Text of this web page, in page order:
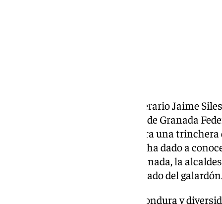
El poeta valenciano y crítico literario Jaime
Internacional de Poesía Ciudad de Granada
apuesta por hacer de la literatura una trinchera
también de amor al arte». Así lo ha dado a
jueves en el Centro Lorca de Granada, la
que ha comparecido junto al jurado del
La alcaldesa ha destacado «la hondura y